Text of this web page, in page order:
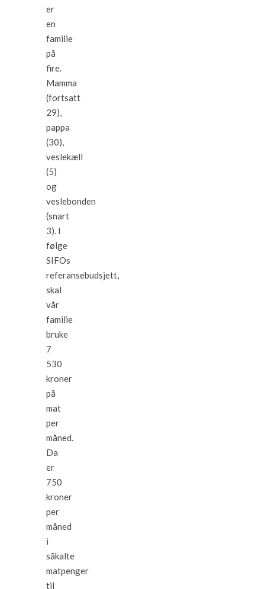
er
en
familie
på
fire.
Mamma
(fortsatt
29),
pappa
(30),
veslekæll
(5)
og
veslebonden
(snart
3). I
følge
SIFOs
referansebudsjett,
skal
vår
familie
bruke
7
530
kroner
på
mat
per
måned.
Da
er
750
kroner
per
måned
i
såkalte
matpenger
til